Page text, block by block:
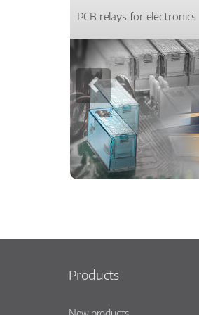
PCB relays for electronics
Products